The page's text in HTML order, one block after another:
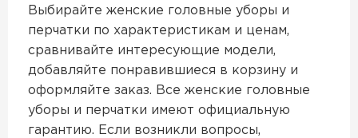
Выбирайте женские головные уборы и
перчатки по характеристикам и ценам,
сравнивайте интересующие модели,
добавляйте понравившиеся в корзину и
оформляйте заказ. Все женские головные
уборы и перчатки имеют официальную
гарантию. Если возникли вопросы,